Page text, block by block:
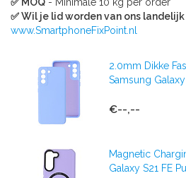
✅ Wil je lid worden van ons
www.SmartphoneFixPoint.nl
2.0mm Dikke
Samsung Galaxy
€--,--
Magnetic
Galaxy S21 FE